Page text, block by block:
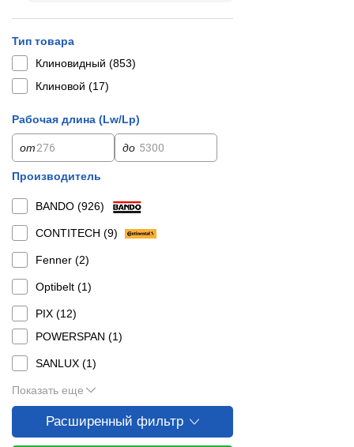
Тип товара
Клиновидный (853)
Клиновой (17)
Рабочая длина (Lw/Lp)
от до
Производитель
BANDO (926)
CONTITECH (9)
Fenner (2)
Optibelt (1)
PIX (12)
POWERSPAN (1)
SANLUX (1)
Показать еще
Расширенный фильтр